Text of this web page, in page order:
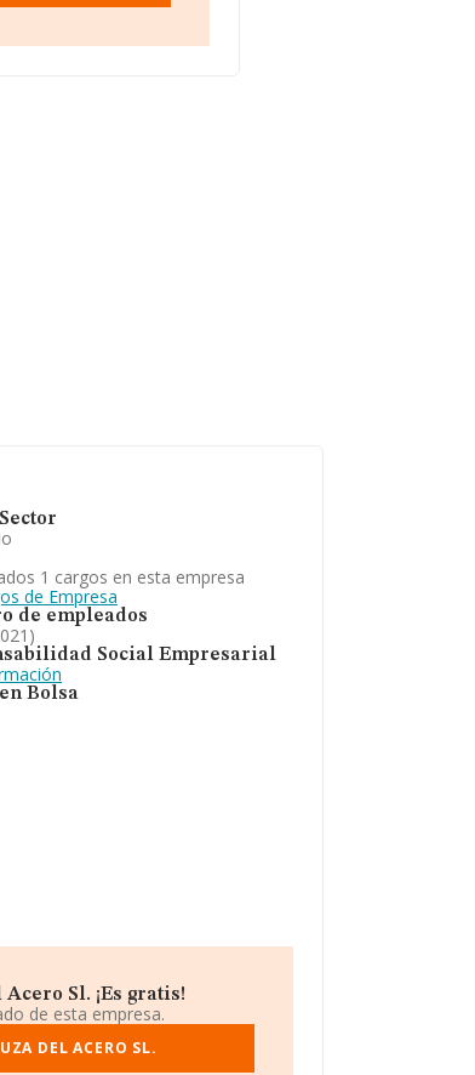
1 cargos en esta empresa
de Empresa
de empleados
Social Empresarial
Bolsa
Sl. ¡Es gratis!
de esta empresa.
DEL ACERO SL.